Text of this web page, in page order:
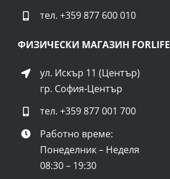
тел.+359 877 600 010
ФИЗИЧЕСКИ МАГАЗИН FORLIFE
ул. Искър 11 (Център)
гр. София-Център
тел.+359 877 001 700
Работно време:
Понеделник – Неделя
08:30 – 19:30